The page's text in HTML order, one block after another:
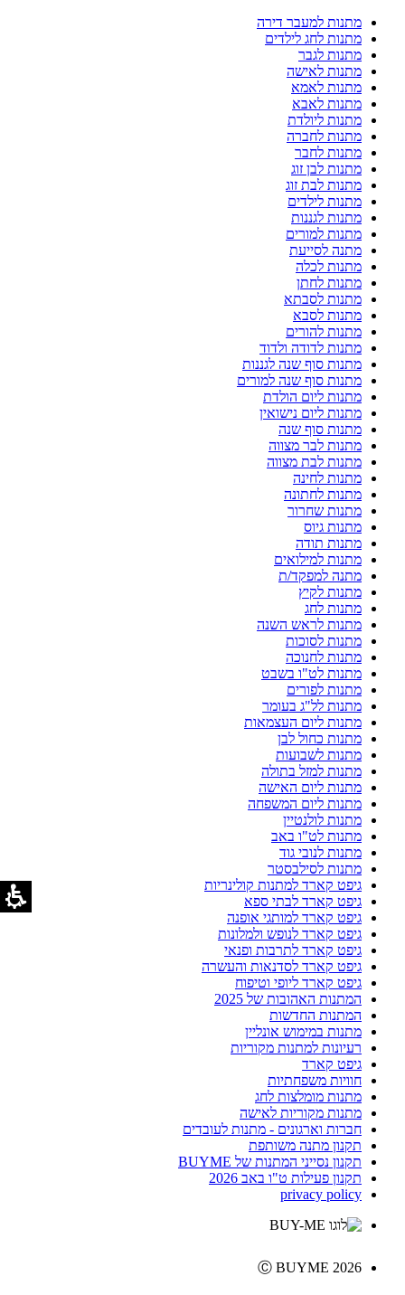
מתנות למעבר דירה
מתנות לחג לילדים
מתנות לגבר
מתנות לאישה
מתנות לאמא
מתנות לאבא
מתנות ליולדת
מתנות לחברה
מתנות לחבר
מתנות לבן זוג
מתנות לבת זוג
מתנות לילדים
מתנות לגננות
מתנות למורים
מתנה לסייעת
מתנות לכלה
מתנות לחתן
מתנות לסבתא
מתנות לסבא
מתנות להורים
מתנות לדודה ולדוד
מתנות סוף שנה לגננות
מתנות סוף שנה למורים
מתנות ליום הולדת
מתנות ליום נישואין
מתנות סוף שנה
מתנות לבר מצווה
מתנות לבת מצווה
מתנות לחינה
מתנות לחתונה
מתנות שחרור
מתנות גיוס
מתנות תודה
מתנות למילואים
מתנה למפקד/ת
מתנות לקיץ
מתנות לחג
מתנות לראש השנה
מתנות לסוכות
מתנות לחנוכה
מתנות לט"ו בשבט
מתנות לפורים
מתנות לל"ג בעומר
מתנות ליום העצמאות
מתנות כחול לבן
מתנות לשבועות
מתנות למזל בתולה
מתנות ליום האישה
מתנות ליום המשפחה
מתנות לולנטיין
מתנות לט"ו באב
מתנות לנובי גוד
מתנות לסילבסטר
גיפט קארד למתנות קולינריות
גיפט קארד לבתי ספא
גיפט קארד למותגי אופנה
גיפט קארד לנופש ולמלונות
גיפט קארד לתרבות ופנאי
גיפט קארד לסדנאות והעשרה
גיפט קארד ליופי וטיפוח
המתנות האהובות של 2025
המתנות החדשות
מתנות במימוש אונליין
רעיונות למתנות מקוריות
גיפט קארד
חוויות משפחתיות
מתנות מומלצות לחג
מתנות מקוריות לאישה
חברות וארגונים - מתנות לעובדים
תקנון מתנה משותפת
תקנון נסייני המתנות של BUYME
תקנון פעילות ט"ו באב 2026
privacy policy
Ⓒ BUYME 2026